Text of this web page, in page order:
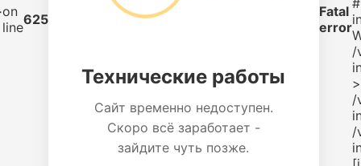
on
line625
Технические работы
Сайт временно недоступен.
Скоро всё заработает -
зайдите чуть позже.
Fatal
error
/
/
/